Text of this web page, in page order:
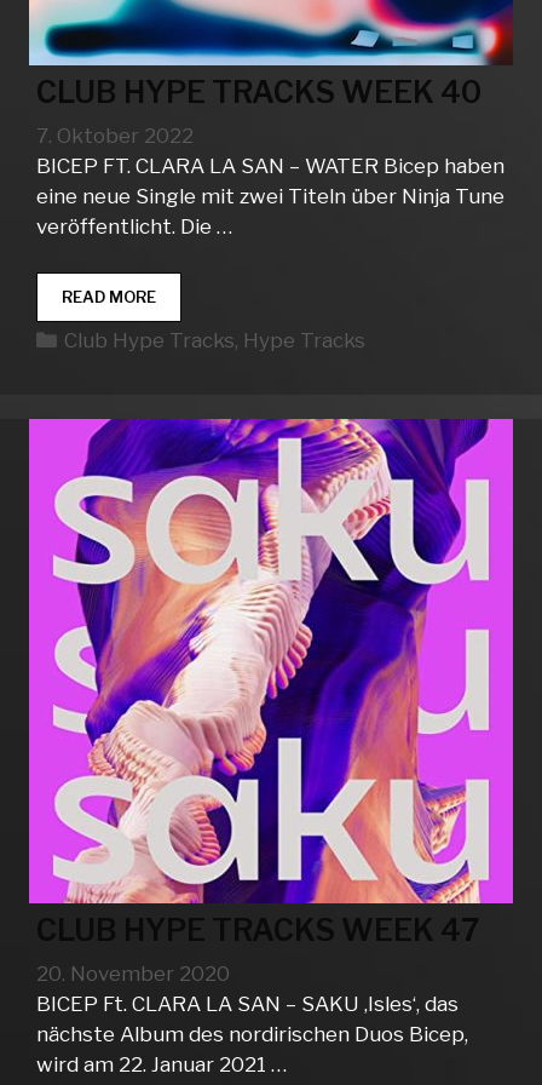
CLUB HYPE TRACKS WEEK 40
7. Oktober 2022
BICEP FT. CLARA LA SAN – WATER Bicep haben
eine neue Single mit zwei Titeln über Ninja Tune
veröffentlicht. Die …
READ MORECLUB
HYPE
TRACKS
Kategorien
Club Hype Tracks, Hype Tracks
CLUB HYPE TRACKS WEEK 47
20. November 2020
BICEP Ft. CLARA LA SAN – SAKU ‚Isles‘, das
nächste Album des nordirischen Duos Bicep,
wird am 22. Januar 2021 …